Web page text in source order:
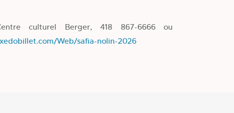
culturel Berger, 418 867-6666 ou
Web/safia-nolin-2026